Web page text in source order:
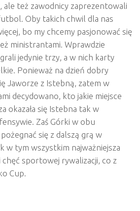
ale też zawodnicy zaprezentowali
Oby takich chwil dla nas
bo my chcemy pasjonować się
ministrantami. Wprawdzie
jedynie trzy, a w nich karty
Ponieważ na dzień dobry
Jaworze z Istebną, zatem w
decydowano, kto jakie miejsce
okazała się Istebna tak w
Zaś Górki w obu
się z dalszą grą w
w tym wszystkim najważniejsza
chęć sportowej rywalizacji, co z
Cup.